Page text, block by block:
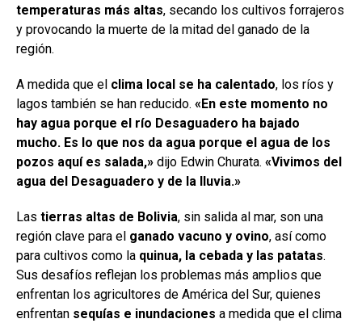
temperaturas más altas, secando los cultivos forrajeros
y provocando la muerte de la mitad del ganado de la
región.
A medida que el clima local se ha calentado, los ríos y
lagos también se han reducido. «En este momento no
hay agua porque el río Desaguadero ha bajado
mucho. Es lo que nos da agua porque el agua de los
pozos aquí es salada,» dijo Edwin Churata. «Vivimos del
agua del Desaguadero y de la lluvia.»
Las tierras altas de Bolivia, sin salida al mar, son una
región clave para el ganado vacuno y ovino, así como
para cultivos como la quinua, la cebada y las patatas.
Sus desafíos reflejan los problemas más amplios que
enfrentan los agricultores de América del Sur, quienes
enfrentan sequías e inundaciones a medida que el clima